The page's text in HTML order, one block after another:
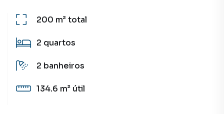
200 m²total
2 quartos
2 banheiros
134.6 m² útil